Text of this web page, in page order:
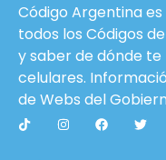
Código Argentina
todos los Códigos
y saber de dónde
celulares.
de Webs del